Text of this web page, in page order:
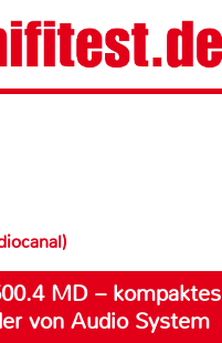
MD – kompaktes
von Audio System